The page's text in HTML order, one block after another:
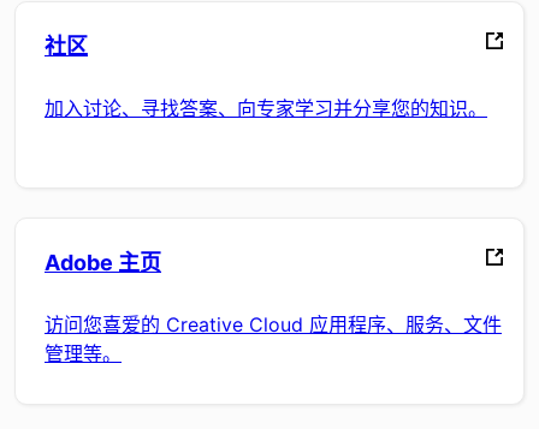
社区
加入讨论、寻找答案、向专家学习并分享您的知识。
Adobe 主页
访问您喜爱的 Creative Cloud 应用程序、服务、文件
管理等。